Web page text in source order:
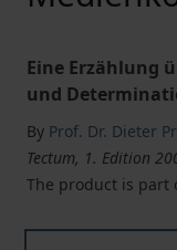
Eine Erzählung
und
By Prof. Dr. Dieter
Tectum, 1. Edition
The product is part